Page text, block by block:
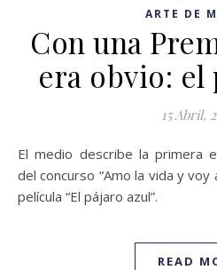
ARTE DE
Con una
era obvio: el
15 Abril,
El medio describe la primera experiencia con ganadores
del concurso “Amo la vida y
película “El pájaro azul”.
READ